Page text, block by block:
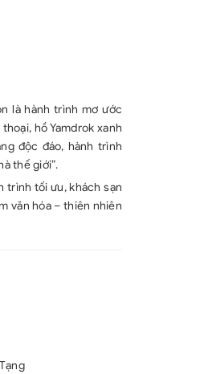
là hành trình mơ ước
hồ Yamdrok xanh
độc đáo, hành trình
thế giới”.
trình tối ưu, khách sạn
văn hóa – thiên nhiên